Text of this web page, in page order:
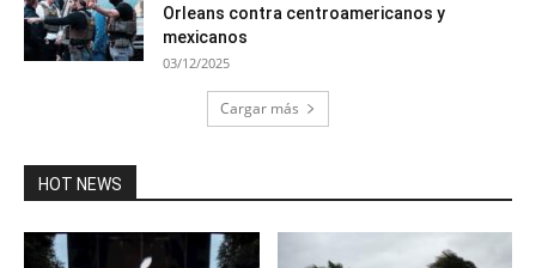
Orleans contra centroamericanos y
mexicanos
03/12/2025
Cargar más
HOT NEWS